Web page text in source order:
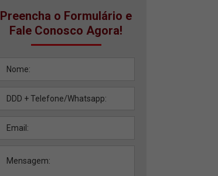
Preencha o Formulário e
Fale Conosco Agora!